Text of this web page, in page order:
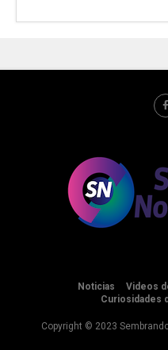
Noticias Videos
Curiosidades
Copyright © 2023